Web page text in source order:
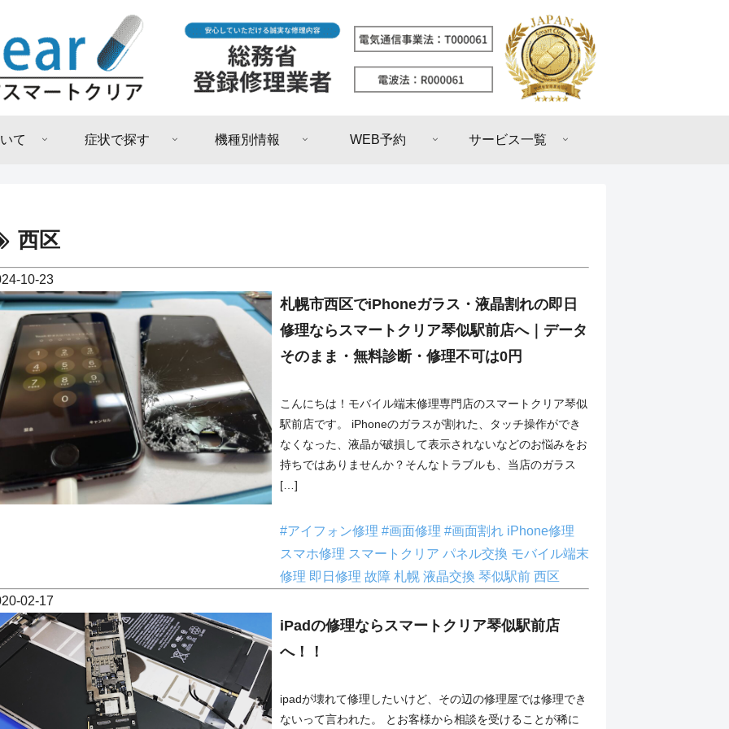
て 症状で探す 機種別情報 WEB予約 サービス一覧
西区
10-23
札幌市西区でiPhoneガラス・液晶割れの即日
修理ならスマートクリア琴似駅前店へ｜データ
そのまま・無料診断・修理不可は0円
こんにちは！モバイル端末修理専門店のスマートクリア琴似
駅前店です。 iPhoneのガラスが割れた、タッチ操作ができ
なくなった、液晶が破損して表示されないなどのお悩みをお
持ちではありませんか？そんなトラブルも、当店のガラス
[…]
#アイフォン修理 #画面修理 #画面割れ iPhone修理
スマホ修理 スマートクリア パネル交換 モバイル端末
修理 即日修理 故障 札幌 液晶交換 琴似駅前 西区
02-17
iPadの修理ならスマートクリア琴似駅前店
へ！！
ipadが壊れて修理したいけど、その辺の修理屋では修理でき
ないって言われた。 とお客様から相談を受けることが稀に